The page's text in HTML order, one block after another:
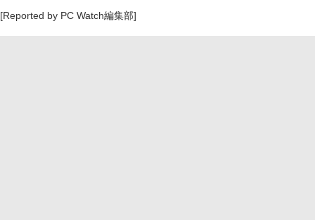
[Reported by PC Watch編集部]